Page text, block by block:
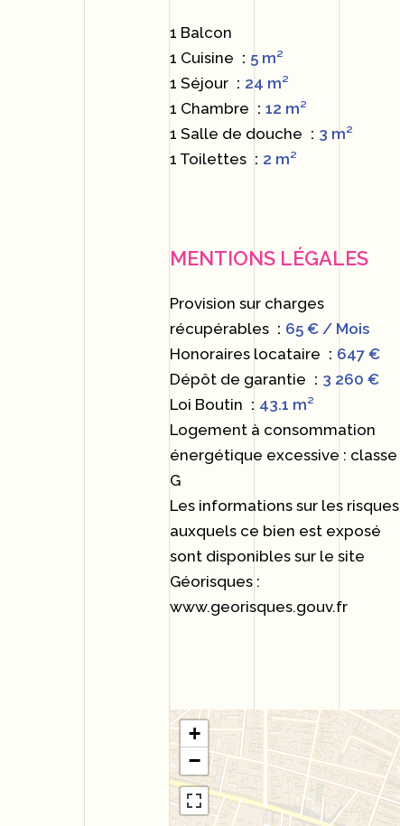
1 Balcon
1 Cuisine
5 m²
1 Séjour
24 m²
1 Chambre
12 m²
1 Salle de douche
3 m²
1 Toilettes
2 m²
MENTIONS LÉGALES
Provision sur charges
récupérables
65 € / Mois
Honoraires locataire
647 €
Dépôt de garantie
3 260 €
Loi Boutin
43.1 m²
Logement à consommation
énergétique excessive : classe
G
Les informations sur les risques
auxquels ce bien est exposé
sont disponibles sur le site
Géorisques :
www.georisques.gouv.fr
+
−